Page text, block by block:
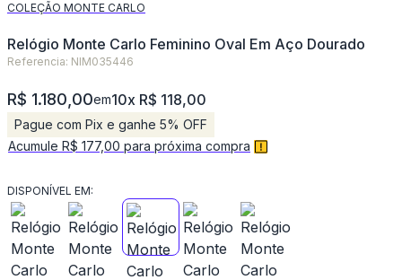
COLEÇÃO MONTE CARLO
Relógio Monte Carlo Feminino Oval Em Aço Dourado
Referencia: NIM035446
R$ 1.180,00em10x R$ 118,00
Pague com Pix e ganhe 5% OFF
Acumule R$ 177,00 para próxima compra
DISPONÍVEL EM: